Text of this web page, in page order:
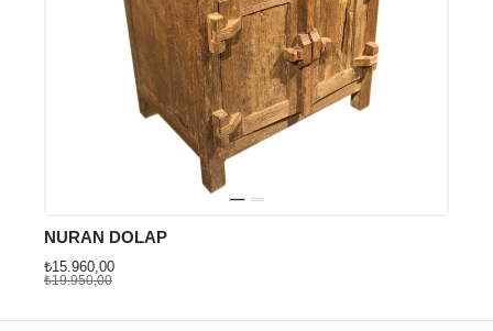
NURAN DOLAP
₺15.960,00
₺19.950,00